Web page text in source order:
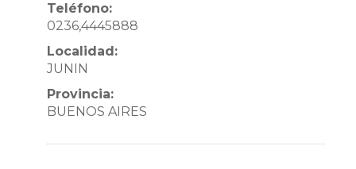
Teléfono:
0236,4445888
Localidad:
JUNIN
Provincia:
BUENOS AIRES